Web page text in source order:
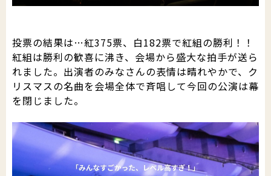
投票の結果は…紅375票、白182票で紅組の勝利！！
紅組は勝利の歓喜に沸き、会場から盛大な拍手が送ら
れました。出演者のみなさんの表情は晴れやかで、ク
リスマスの名曲を会場全体で斉唱して今回の公演は幕
を閉じました。